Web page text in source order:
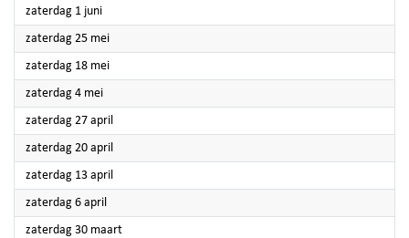
zaterdag 1 juni2024
zaterdag 25 mei2024
zaterdag 18 mei2024
zaterdag 4 mei2024
zaterdag 27 april
zaterdag 20 april
zaterdag 13 april
zaterdag 6 april
zaterdag 30 maart2024